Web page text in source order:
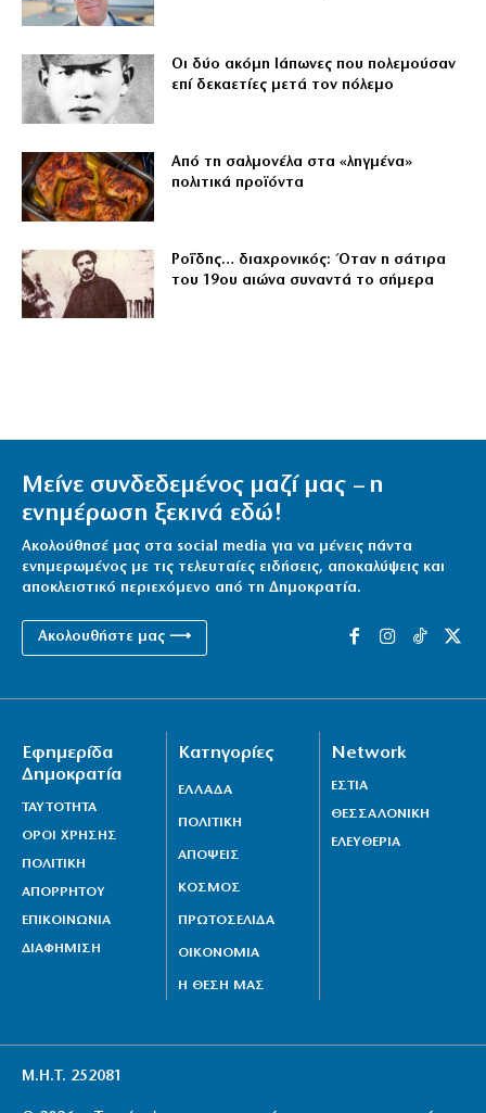
Οι δύο ακόμη Ιάπωνες που πολεμούσαν
επί δεκαετίες μετά τον πόλεμο
Από τη σαλμονέλα στα «ληγμένα»
πολιτικά προϊόντα
Ροΐδης… διαχρονικός: Όταν η σάτιρα
του 19ου αιώνα συναντά το σήμερα
Μείνε συνδεδεμένος μαζί μας – η
ενημέρωση ξεκινά εδώ!
Ακολούθησέ μας στα social media για να μένεις πάντα
ενημερωμένος με τις τελευταίες ειδήσεις, αποκαλύψεις και
αποκλειστικό περιεχόμενο από τη Δημοκρατία.
Ακολουθήστε μας ⟶
Εφημερίδα
Δημοκρατία
ΤΑΥΤΟΤΗΤΑ
ΟΡΟΙ ΧΡΗΣΗΣ
ΠΟΛΙΤΙΚΗ
ΑΠΟΡΡΗΤΟΥ
ΕΠΙΚΟΙΝΩΝΙΑ
ΔΙΑΦΗΜΙΣΗ
Κατηγορίες
ΕΛΛΑΔΑ
ΠΟΛΙΤΙΚΗ
ΑΠΟΨΕΙΣ
ΚΟΣΜΟΣ
ΠΡΩΤΟΣΕΛΙΔΑ
ΟΙΚΟΝΟΜΙΑ
Η ΘΕΣΗ ΜΑΣ
Network
ΕΣΤΙΑ
ΘΕΣΣΑΛΟΝΙΚΗ
ΕΛΕΥΘΕΡΙΑ
Μ.Η.Τ. 252081